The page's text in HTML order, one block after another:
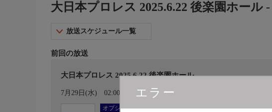
エラー
大日本プロレス 2025.6.22 後楽園ホー
放送スケジュール一覧
前回の放送
大日本プロレス 2025.6.22 後楽園ホール
7月29日(水) 02:00〜04:00 カレンダー登録
オプション